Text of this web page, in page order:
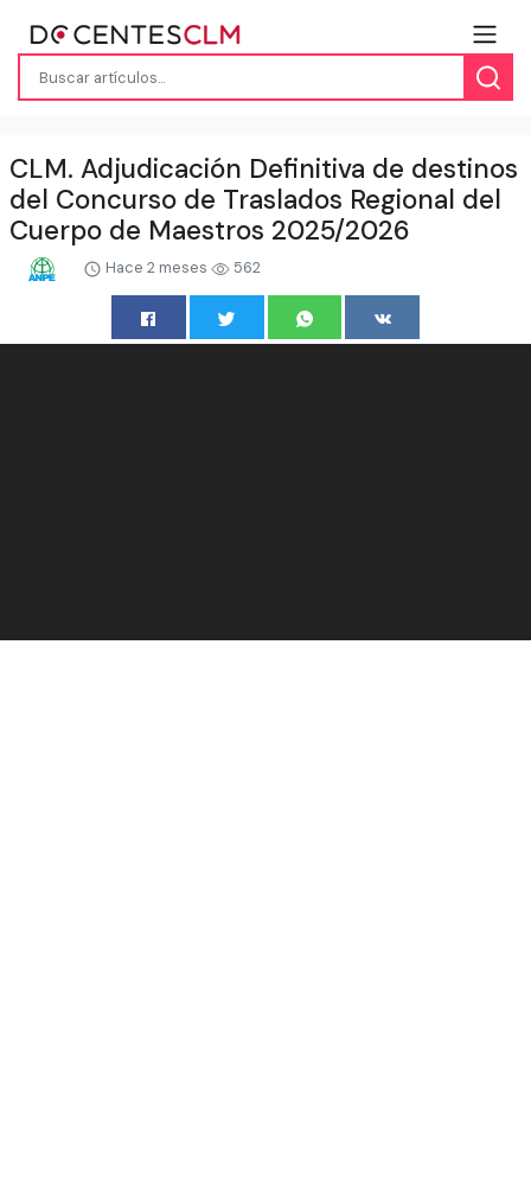
CLM. Adjudicación Definitiva de destinos
del Concurso de Traslados Regional del
Cuerpo de Maestros 2025/2026
Hace 2 meses 562